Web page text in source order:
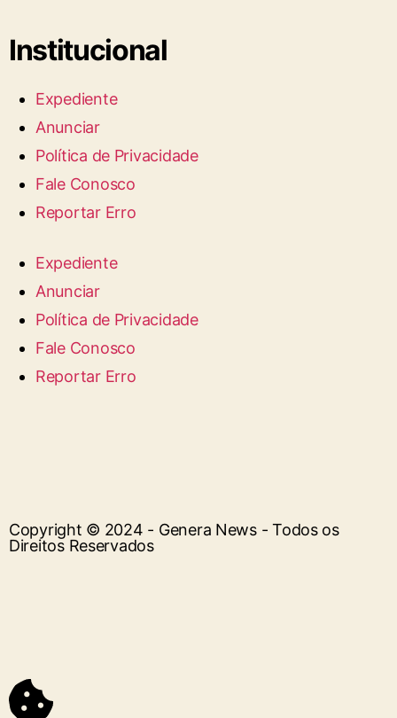
Institucional
Expediente
Anunciar
Política de Privacidade
Fale Conosco
Reportar Erro
Expediente
Anunciar
Política de Privacidade
Fale Conosco
Reportar Erro
Copyright © 2024 - Genera News - Todos os
Direitos Reservados